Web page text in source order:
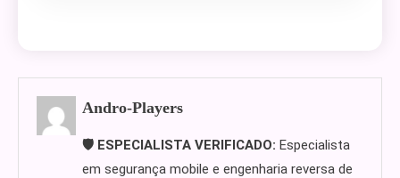
Andro-Players
🛡️ ESPECIALISTA VERIFICADO: Especialista
em segurança mobile e engenharia reversa de